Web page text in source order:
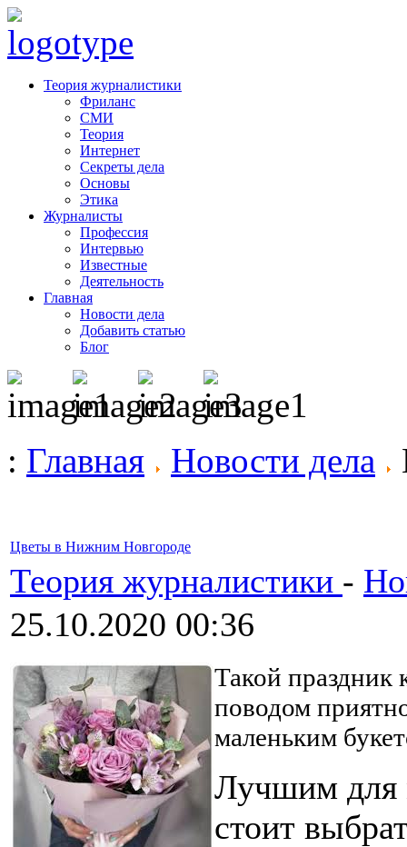
Теория журналистики
Фриланс
СМИ
Теория
Интернет
Секреты дела
Основы
Этика
Журналисты
Профессия
Интервью
Известные
Деятельность
Главная
Новости дела
Добавить статью
Блог
: Главная Новости дела
Цветы в Нижним Новгороде
Теория журналистики -
25.10.2020 00:36
Такой праздник
поводом
маленьким
Лучшим для
стоит